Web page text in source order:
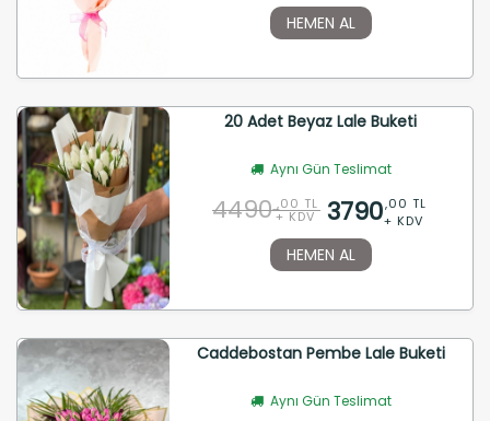
HEMEN AL
20 Adet Beyaz Lale Buketi
Aynı Gün Teslimat
4490 ,00 TL
+ KDV 3790,00 TL
+ KDV
HEMEN AL
Caddebostan Pembe Lale Buketi
Aynı Gün Teslimat